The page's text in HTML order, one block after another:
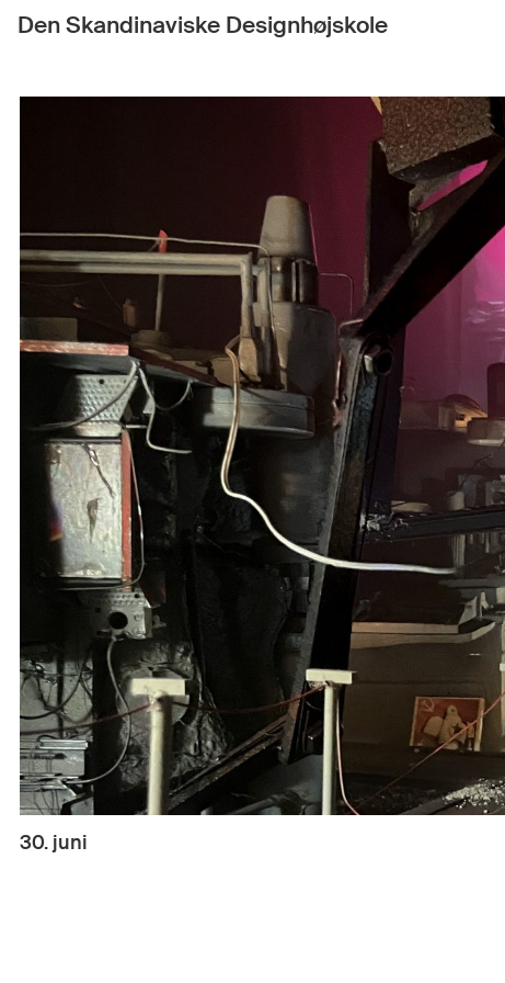
Den Skandinaviske Designhøjskole
30. juni